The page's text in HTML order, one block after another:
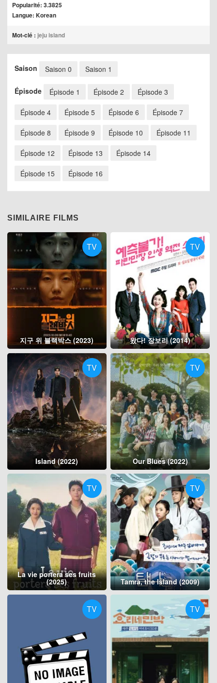
Popularité: 3.3825
Langue: Korean
Mot-clé : jeju island
Saison Saison 0 Saison 1
Épisode Épisode 1 Épisode 2 Épisode 3
Épisode 4 Épisode 5 Épisode 6 Épisode 7
Épisode 8 Épisode 9 Épisode 10 Épisode 11
Épisode 12 Épisode 13 Épisode 14
Épisode 15 Épisode 16
SIMILAIRE FILMS
TV
지구 위 블랙박스 (2023)
TV
왔다! 장보리 (2014)
TV
Island (2022)
TV
Our Blues (2022)
TV
La vie portera ses fruits
(2025)
TV
Tamra, the Island (2009)
TV TV